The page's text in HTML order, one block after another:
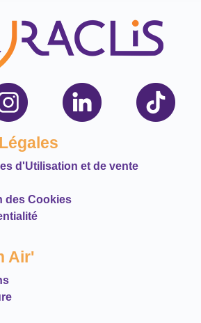
d'Utilisation et de vente
des Cookies
Air'